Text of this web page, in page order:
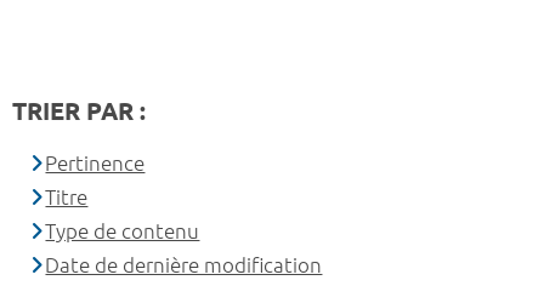
TRIER PAR :
Pertinence
Titre
Type de contenu
Date de dernière modification